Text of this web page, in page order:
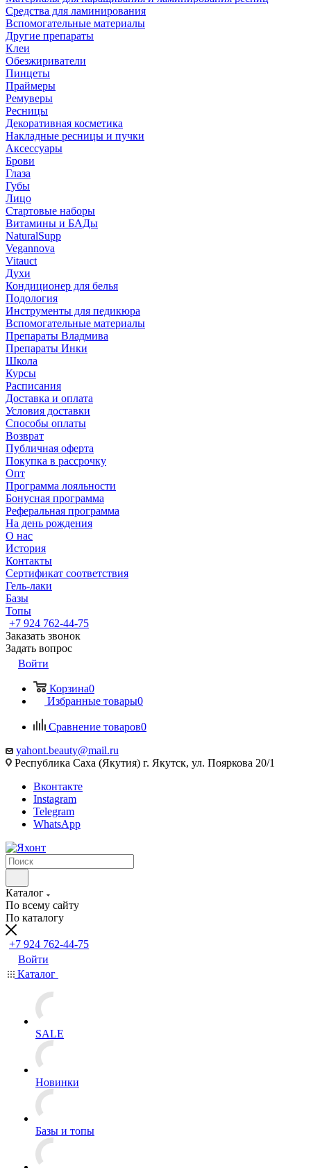
Средства для ламинирования
Вспомогательные материалы
Другие препараты
Клеи
Обезжириватели
Пинцеты
Праймеры
Ремуверы
Ресницы
Декоративная косметика
Накладные ресницы и пучки
Аксессуары
Брови
Глаза
Губы
Лицо
Стартовые наборы
Витамины и БАДы
NaturalSupp
Vegannova
Vitauct
Духи
Кондиционер для белья
Подология
Инструменты для педикюра
Вспомогательные материалы
Препараты Владмива
Препараты Инки
Школа
Курсы
Расписания
Доставка и оплата
Условия доставки
Способы оплаты
Возврат
Публичная оферта
Покупка в рассрочку
Опт
Программа лояльности
Бонусная программа
Реферальная программа
На день рождения
О нас
История
Контакты
Сертификат соответствия
Гель-лаки
Базы
Топы
+7 924 762-44-75
Заказать звонок
Задать вопрос
Войти
Корзина0
Избранные товары0
Сравнение товаров0
yahont.beauty@mail.ru
Республика Саха (Якутия) г. Якутск, ул. Пояркова 20/1
Вконтакте
Instagram
Telegram
WhatsApp
Каталог
По всему сайту
По каталогу
+7 924 762-44-75
Войти
Каталог
SALE
Новинки
Базы и топы